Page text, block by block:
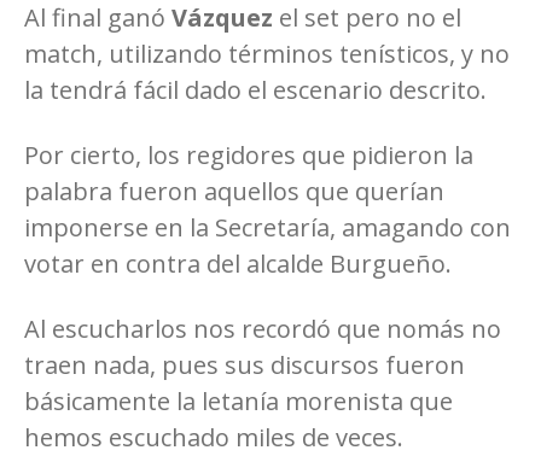
Al final ganó Vázquez el set pero no el
match, utilizando términos tenísticos, y no
la tendrá fácil dado el escenario descrito.
Por cierto, los regidores que pidieron la
palabra fueron aquellos que querían
imponerse en la Secretaría, amagando con
votar en contra del alcalde Burgueño.
Al escucharlos nos recordó que nomás no
traen nada, pues sus discursos fueron
básicamente la letanía morenista que
hemos escuchado miles de veces.